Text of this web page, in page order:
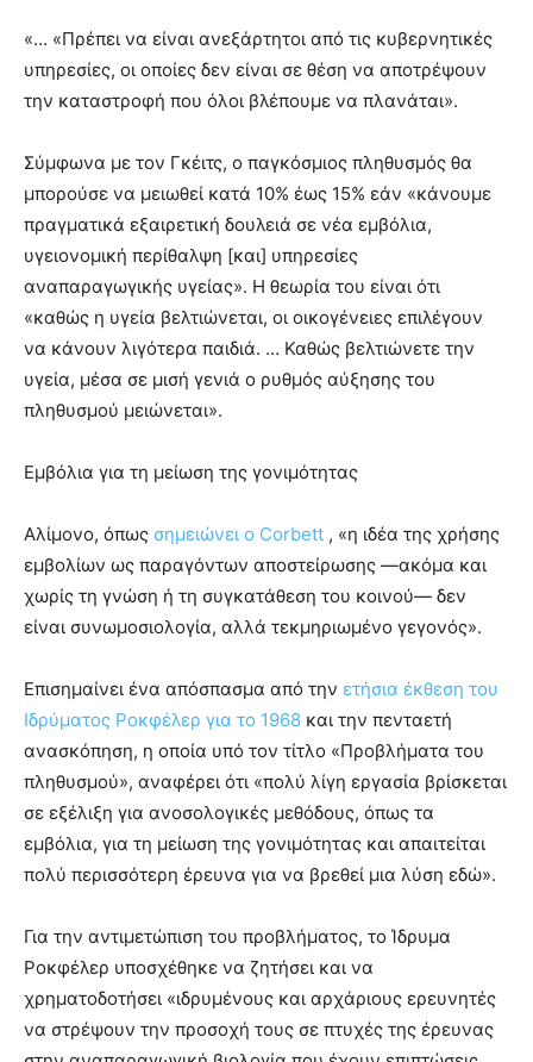
«… «Πρέπει να είναι ανεξάρτητοι από τις κυβερνητικές
υπηρεσίες, οι οποίες δεν είναι σε θέση να αποτρέψουν
την καταστροφή που όλοι βλέπουμε να πλανάται».
Σύμφωνα με τον Γκέιτς, ο παγκόσμιος πληθυσμός θα
μπορούσε να μειωθεί κατά 10% έως 15% εάν «κάνουμε
πραγματικά εξαιρετική δουλειά σε νέα εμβόλια,
υγειονομική περίθαλψη [και] υπηρεσίες
αναπαραγωγικής υγείας». Η θεωρία του είναι ότι
«καθώς η υγεία βελτιώνεται, οι οικογένειες επιλέγουν
να κάνουν λιγότερα παιδιά. … Καθώς βελτιώνετε την
υγεία, μέσα σε μισή γενιά ο ρυθμός αύξησης του
πληθυσμού μειώνεται».
Εμβόλια για τη μείωση της γονιμότητας
Αλίμονο, όπως σημειώνει ο Corbett , «η ιδέα της χρήσης
εμβολίων ως παραγόντων αποστείρωσης —ακόμα και
χωρίς τη γνώση ή τη συγκατάθεση του κοινού— δεν
είναι συνωμοσιολογία, αλλά τεκμηριωμένο γεγονός».
Επισημαίνει ένα απόσπασμα από την ετήσια έκθεση του
Ιδρύματος Ροκφέλερ για το 1968 και την πενταετή
ανασκόπηση, η οποία υπό τον τίτλο «Προβλήματα του
πληθυσμού», αναφέρει ότι «πολύ λίγη εργασία βρίσκεται
σε εξέλιξη για ανοσολογικές μεθόδους, όπως τα
εμβόλια, για τη μείωση της γονιμότητας και απαιτείται
πολύ περισσότερη έρευνα για να βρεθεί μια λύση εδώ».
Για την αντιμετώπιση του προβλήματος, το Ίδρυμα
Ροκφέλερ υποσχέθηκε να ζητήσει και να
χρηματοδοτήσει «ιδρυμένους και αρχάριους ερευνητές
να στρέψουν την προσοχή τους σε πτυχές της έρευνας